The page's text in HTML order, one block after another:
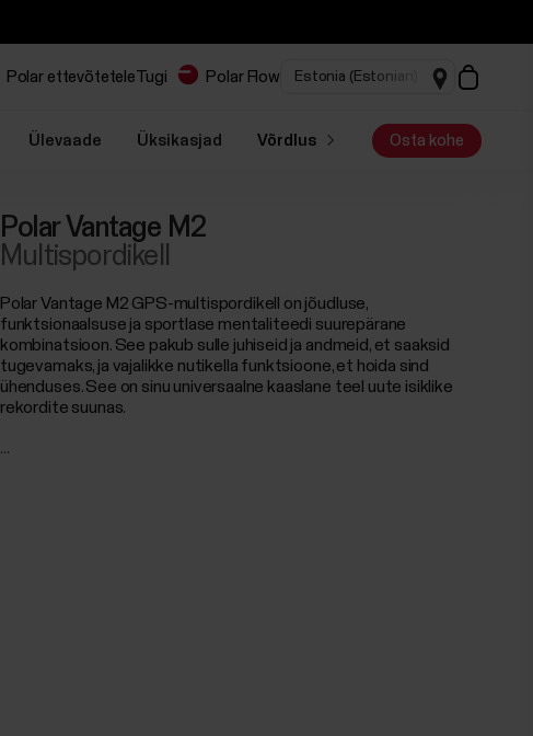
Polar ettevõteteleTugi Polar Flow
Ülevaade Üksikasjad Võrdlus Osta kohe
Polar Vantage M2
Multispordikell
Polar Vantage M2 GPS-multispordikell on jõudluse,
funktsionaalsuse ja sportlase mentaliteedi suurepärane
kombinatsioon. See pakub sulle juhiseid ja andmeid, et saaksid
tugevamaks, ja vajalikke nutikella funktsioone, et hoida sind
ühenduses. See on sinu universaalne kaaslane teel uute isiklike
rekordite suunas.
...